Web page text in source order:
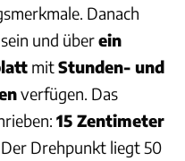
Danach
sein und überein
mitStunden- und
verfügen. Das
15 Zentimeter
Drehpunkt liegt 50